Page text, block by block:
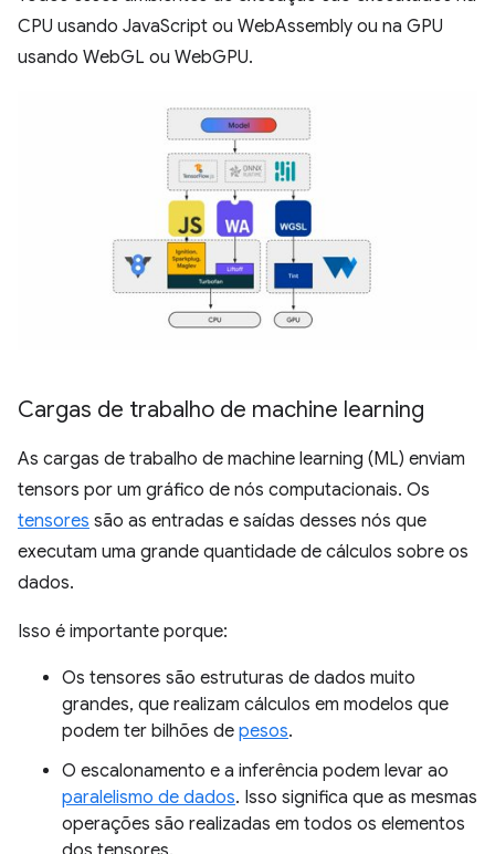
CPU usando JavaScript ou WebAssembly ou na GPU
usando WebGL ou WebGPU.
Cargas de trabalho de machine learning
As cargas de trabalho de machine learning (ML) enviam
tensors por um gráfico de nós computacionais. Os
tensores são as entradas e saídas desses nós que
executam uma grande quantidade de cálculos sobre os
dados.
Isso é importante porque:
Os tensores são estruturas de dados muito
grandes, que realizam cálculos em modelos que
podem ter bilhões de pesos.
O escalonamento e a inferência podem levar ao
paralelismo de dados. Isso significa que as mesmas
operações são realizadas em todos os elementos